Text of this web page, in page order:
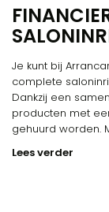
Je kunt bij
complete
Dankzij een
producten met
gehuurd worden.
Lees verder